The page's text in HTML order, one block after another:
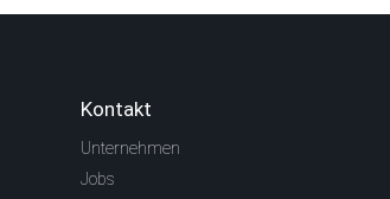
Kontakt
Unternehmen
Jobs